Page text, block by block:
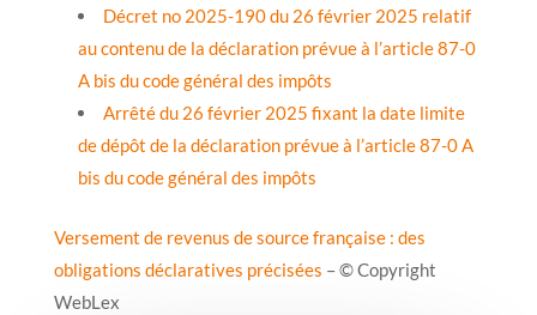
Décret no 2025-190 du 26 février 2025 relatif
au contenu de la déclaration prévue à l’article 87-0
A bis du code général des impôts
Arrêté du 26 février 2025 fixant la date limite
de dépôt de la déclaration prévue à l’article 87-0 A
bis du code général des impôts
Versement de revenus de source française : des
obligations déclaratives précisées – © Copyright
WebLex